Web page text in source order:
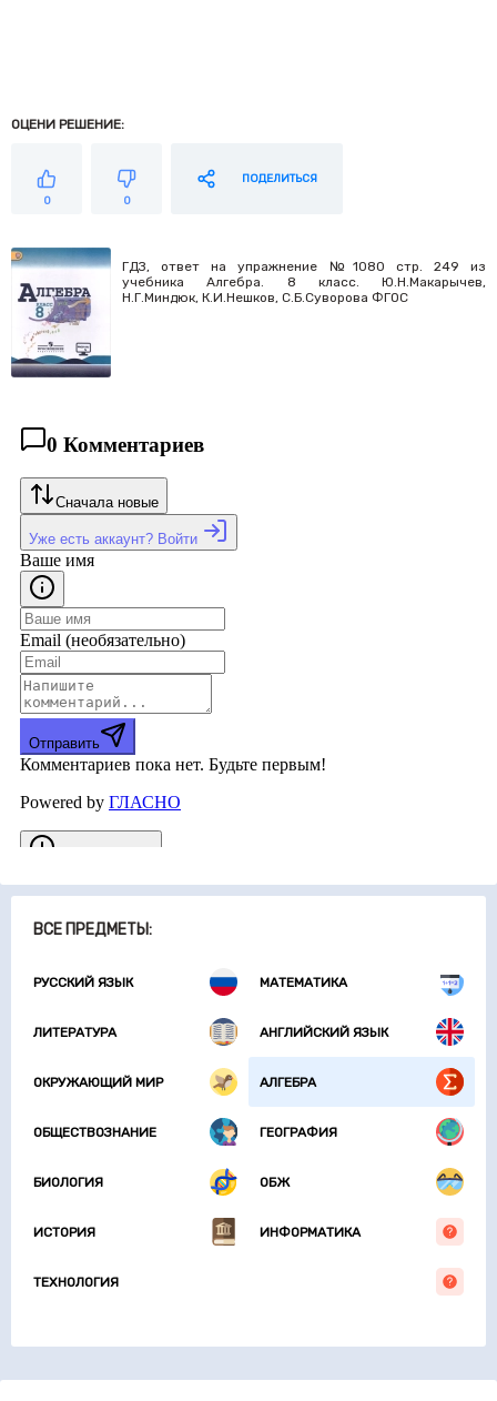
ВСЕ ПРЕДМЕТЫ:
РУССКИЙ ЯЗЫК МАТЕМАТИКА
ЛИТЕРАТУРА АНГЛИЙСКИЙ ЯЗЫК
ОКРУЖАЮЩИЙ МИР АЛГЕБРА
ОБЩЕСТВОЗНАНИЕ ГЕОГРАФИЯ
БИОЛОГИЯ ОБЖ
ИСТОРИЯ ИНФОРМАТИКА
ТЕХНОЛОГИЯ
ОЦЕНИ РЕШЕНИЕ:
0 0
ПОДЕЛИТЬСЯ
ГДЗ, ответ на упражнение №1080 стр. 249 из
учебника Алгебра. 8 класс. Ю.Н.Макарычев,
Н.Г.Миндюк, К.И.Нешков, С.Б.Суворова ФГОС